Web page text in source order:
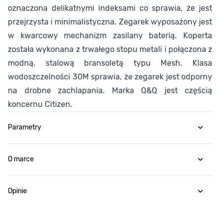
oznaczona delikatnymi indeksami co sprawia, że jest
przejrzysta i minimalistyczna. Zegarek wyposażony jest
w kwarcowy mechanizm zasilany baterią. Koperta
została wykonana z trwałego stopu metali i połączona z
modną, stalową bransoletą typu Mesh. Klasa
wodoszczelności 30M sprawia, że zegarek jest odporny
na drobne zachlapania. Marka Q&Q jest częścią
koncernu Citizen.
Parametry
O marce
Opinie